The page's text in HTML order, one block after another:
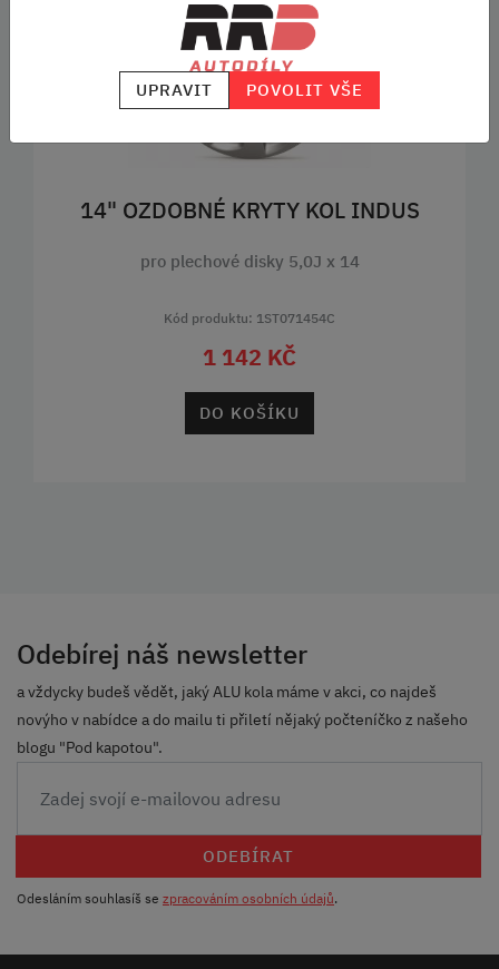
14" OZDOBNÉ KRYTY KOL INDUS
pro plechové disky 5,0J x 14
Kód produktu: 1ST071454C
1 142 KČ
DO KOŠÍKU
Odebírej náš newsletter
a vždycky budeš vědět, jaký ALU kola máme v akci, co najdeš
novýho v nabídce a do mailu ti přiletí nějaký počteníčko z našeho
blogu "Pod kapotou".
ODEBÍRAT
Odesláním souhlasíš se zpracováním osobních údajů.
UPRAVIT POVOLIT VŠE